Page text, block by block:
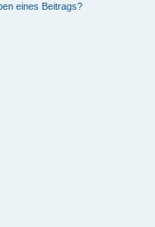
eines Beitrags?